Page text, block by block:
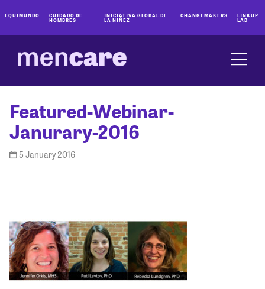
EQUIMUNDO CUIDADO DE
HOMBRES
INICIATIVA GLOBAL DE
LA NIÑEZ
CHANGEMAKERS LINKUP
LAB
Featured-Webinar-
Janurary-2016
5 January 2016